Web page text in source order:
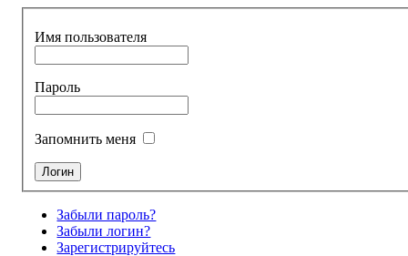
Имя пользователя
Пароль
Запомнить меня
Забыли пароль?
Забыли логин?
Зарегистрируйтесь